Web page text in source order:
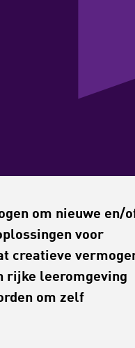
om nieuwe en/
voor
creatieve
rijke leeromgeving
om zelf